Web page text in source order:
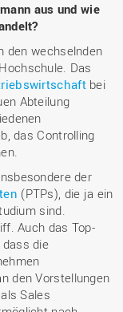
aus und wie
den wechselnden
Das
bei
Abteilung
das Controlling
der
(PTPs), die ja ein
sind.
Auch das Top-
die
den Vorstellungen
Sales